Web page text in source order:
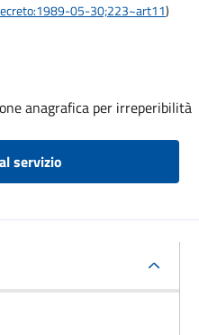
05-30;223~art11)
anagrafica per irreperibilità
servizio